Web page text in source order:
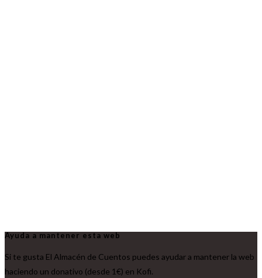
Ayuda a mantener esta web
Si te gusta El Almacén de Cuentos puedes ayudar a mantener la web
haciendo un donativo (desde 1€) en Kofi.